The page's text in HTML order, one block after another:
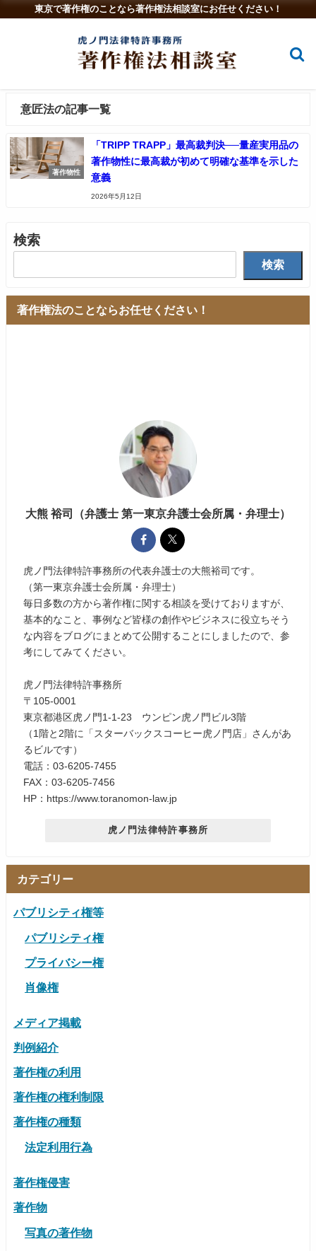
東京で著作権のことなら著作権法相談室にお任せください！
意匠法の記事一覧
著作物性
「TRIPP TRAPP」最高裁判決──量産実用品の
著作物性に最高裁が初めて明確な基準を示した
意義
2026年5月12日
検索
検索
著作権法のことならお任せください！
大熊 裕司（弁護士 第一東京弁護士会所属・弁理士）
虎ノ門法律特許事務所の代表弁護士の大熊裕司です。
（第一東京弁護士会所属・弁理士）
毎日多数の方から著作権に関する相談を受けておりますが、
基本的なこと、事例など皆様の創作やビジネスに役立ちそう
な内容をブログにまとめて公開することにしましたので、参
考にしてみてください。
虎ノ門法律特許事務所
〒105-0001
東京都港区虎ノ門1-1-23 ウンピン虎ノ門ビル3階
（1階と2階に「スターバックスコーヒー虎ノ門店」さんがあ
るビルです）
電話：03-6205-7455
FAX：03-6205-7456
HP：https://www.toranomon-law.jp
虎ノ門法律特許事務所
カテゴリー
パブリシティ権等
パブリシティ権
プライバシー権
肖像権
メディア掲載
判例紹介
著作権の利用
著作権の権利制限
著作権の種類
法定利用行為
著作権侵害
著作物
写真の著作物